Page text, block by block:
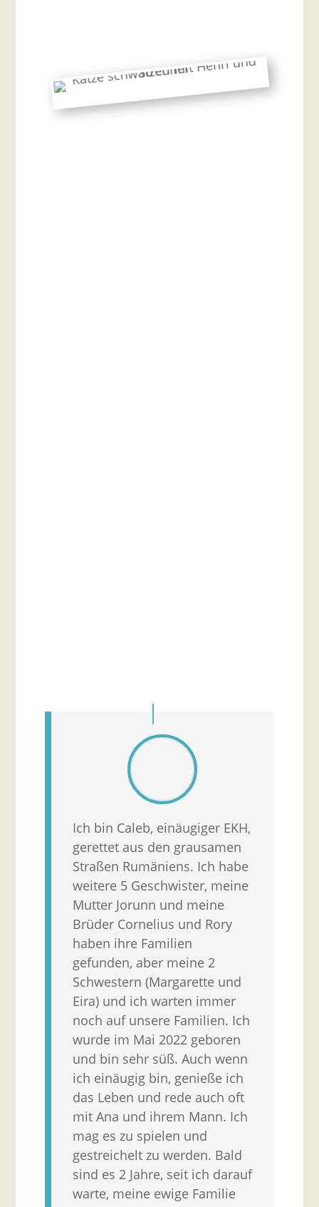
Ich bin Caleb, einäugiger EKH,
gerettet aus den grausamen
Straßen Rumäniens. Ich habe
weitere 5 Geschwister, meine
Mutter Jorunn und meine
Brüder Cornelius und Rory
haben ihre Familien
gefunden, aber meine 2
Schwestern (Margarette und
Eira) und ich warten immer
noch auf unsere Familien. Ich
wurde im Mai 2022 geboren
und bin sehr süß. Auch wenn
ich einäugig bin, genieße ich
das Leben und rede auch oft
mit Ana und ihrem Mann. Ich
mag es zu spielen und
gestreichelt zu werden. Bald
sind es 2 Jahre, seit ich darauf
warte, meine ewige Familie